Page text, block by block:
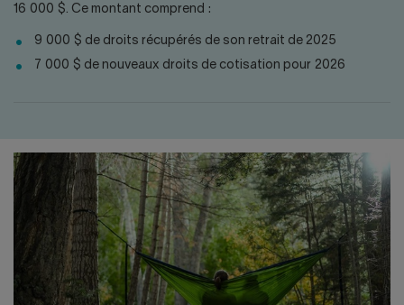
16 000 $. Ce montant comprend :
9 000 $ de droits récupérés de son retrait de 2025
7 000 $ de nouveaux droits de cotisation pour 2026